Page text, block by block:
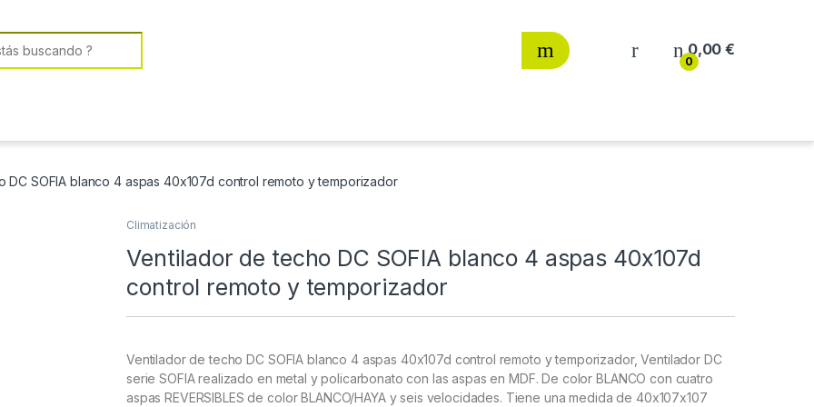
0
0,00€
DC SOFIA blanco 4 aspas 40x107d control remoto y temporizador
Climatización
Ventilador de techo DC SOFIA blanco 4 aspas 40x107d
control remoto y temporizador
Ventilador de techo DC SOFIA blanco 4 aspas 40x107d control remoto y temporizador, Ventilador DC
serie SOFIA realizado en metal y policarbonato con las aspas en MDF. De color BLANCO con cuatro
aspas REVERSIBLES de color BLANCO/HAYA y seis velocidades. Tiene una medida de 40x107x107